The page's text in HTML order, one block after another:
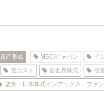
資産形成 MSCIジャパン
イ
低コスト 全世界株式 投
楽天・日本株式インデックス・ファ